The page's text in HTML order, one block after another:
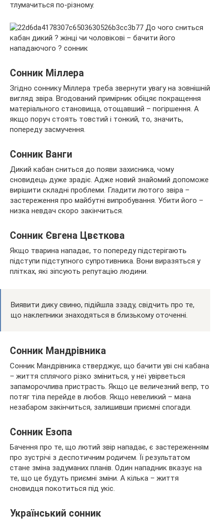
тлумачиться по-різному.
Сонник Міллера
Згідно соннику Міллера треба звернути увагу на зовнішній
вигляд звіра. Вгодований примірник обіцяє покращення
матеріального становища, отощавший – погіршення. А
якщо поруч стоять товстий і тонкий, то, значить,
попереду засмучення.
Сонник Ванги
Дикий кабан сниться до появи захисника, чому
сновидець дуже зрадіє. Адже новий знайомий допоможе
вирішити складні проблеми. Гладити лютого звіра –
застереження про майбутні випробування. Убити його –
низка невдач скоро закінчиться.
Сонник Євгена Цвєткова
Якщо тварина нападає, то попереду підстерігають
підступи підступного супротивника. Вони виразяться у
плітках, які зіпсують репутацію людини.
Виявити дику свиню, підійшла ззаду, свідчить про те,
що наклепники знаходяться в близькому оточенні.
Сонник Мандрівника
Сонник Мандрівника стверджує, що бачити уві сні кабана
– життя сплячого різко зміниться, у неї увірветься
запаморочлива пристрасть. Якщо це величезний вепр, то
потяг тіла перейде в любов. Якщо невеликий – мана
незабаром закінчиться, залишивши приємні спогади.
Сонник Езопа
Бачення про те, що лютий звір нападає, є застереженням
про зустрічі з деспотичним родичем. Її результатом
стане зміна задуманих планів. Один нападник вказує на
те, що це будуть приємні зміни. А кілька – життя
сновидця покотиться під укіс.
Український сонник